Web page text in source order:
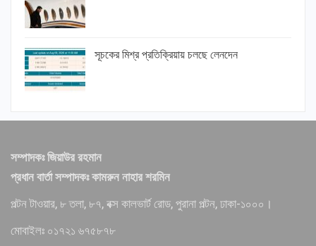
সূচকের মিশ্র প্রতিক্রিয়ায় চলছে লেনদেন
সম্পাদকঃ জিয়াউর রহমান
প্রধান বার্তা সম্পাদকঃ কামরুন নাহার শরমিন
পল্টন টাওয়ার, ৮ তলা, ৮৭, বক্স কালভার্ট রোড, পুরানা পল্টন, ঢাকা-১০০০।
মোবাইলঃ ০১৭২১ ৬৭৫৮৭৮